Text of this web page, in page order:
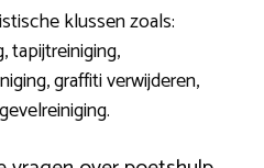
klussen zoals:
tapijtreiniging,
graffiti verwijderen,